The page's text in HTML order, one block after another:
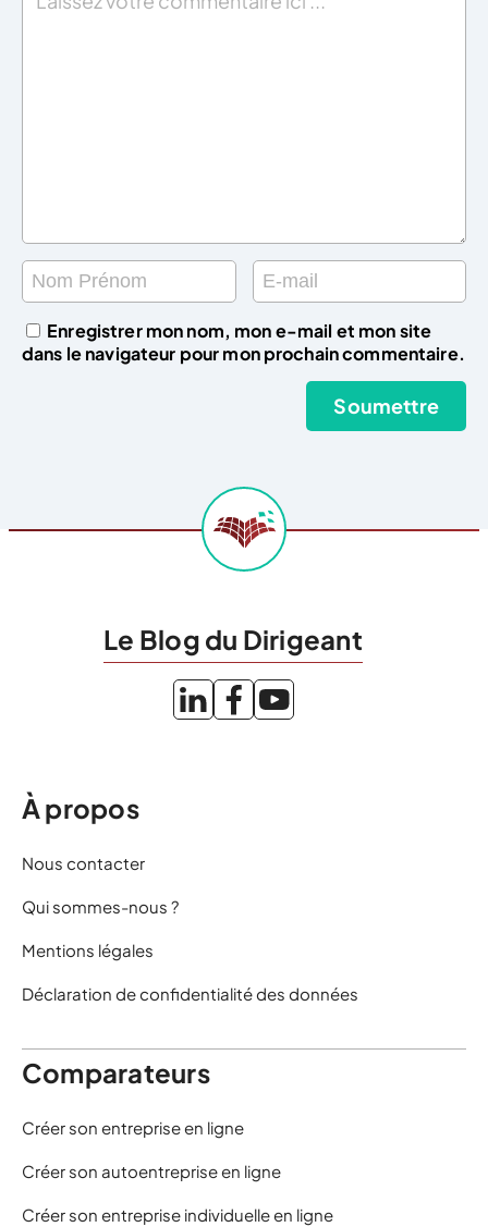
Enregistrer mon nom, mon e-mail et mon site
dans le navigateur pour mon prochain commentaire.
Le Blog du Dirigeant
À propos
Nous contacter
Qui sommes-nous ?
Mentions légales
Déclaration de confidentialité des données
Comparateurs
Créer son entreprise en ligne
Créer son autoentreprise en ligne
Créer son entreprise individuelle en ligne